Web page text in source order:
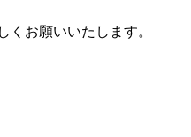
お願いいたします。